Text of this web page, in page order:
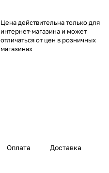
Цена действительна только для
интернет-магазина и может
отличаться от цен в розничных
магазинах
Оплата Доставка